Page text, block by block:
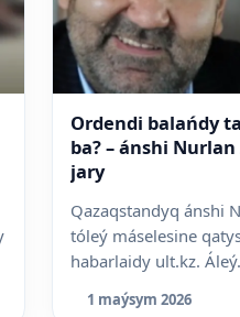
Ordendi balańdy
ba? – ánshi
jary
Qazaqstandyq ánshi
tóleý máselesine
habarlaidy ult.kz.
1 maýsym 2026